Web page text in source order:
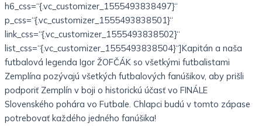
h6_css=“{.vc_customizer_1555493838497}“
p_css=“{.vc_customizer_1555493838501}“
link_css=“{.vc_customizer_1555493838502}“
list_css=“{.vc_customizer_1555493838504}“]Kapitán a naša
futbalová legenda Igor ŽOFČÁK so všetkými futbalistami
Zemplína pozývajú všetkých futbalových fanúšikov, aby prišli
podporiť Zemplín v boji o historickú účasť vo FINÁLE
Slovenského pohára vo Futbale. Chlapci budú v tomto zápase
potrebovať každého jedného fanúšika!